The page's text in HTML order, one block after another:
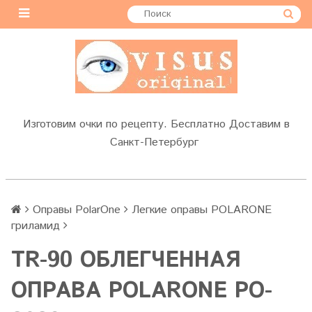
Изготовим очки по рецепту. Бесплатно Доставим в
Санкт-Петербург
Оправы PolarOne
Легкие оправы POLARONE
гриламид
TR-90 ОБЛЕГЧЕННАЯ
ОПРАВА POLARONE PO-